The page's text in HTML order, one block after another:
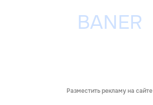
Разместить рекламу на сайте